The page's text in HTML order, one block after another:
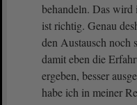
behandeln. Das wird
ist richtig. Genau
den Austausch noch
damit eben die
ergeben, besser
habe ich in meiner